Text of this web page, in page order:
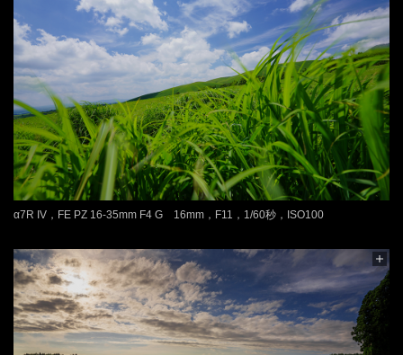
α7R IV，FE PZ 16-35mm F4 G 16mm，F11，1/60秒，ISO100